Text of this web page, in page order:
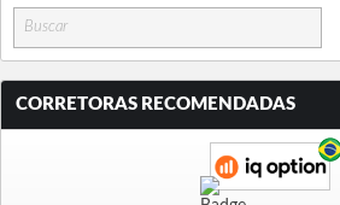
CORRETORAS RECOMENDADAS